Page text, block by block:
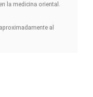
la medicina oriental.
al